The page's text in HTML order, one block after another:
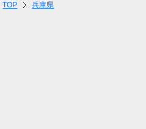
TOP 兵庫県